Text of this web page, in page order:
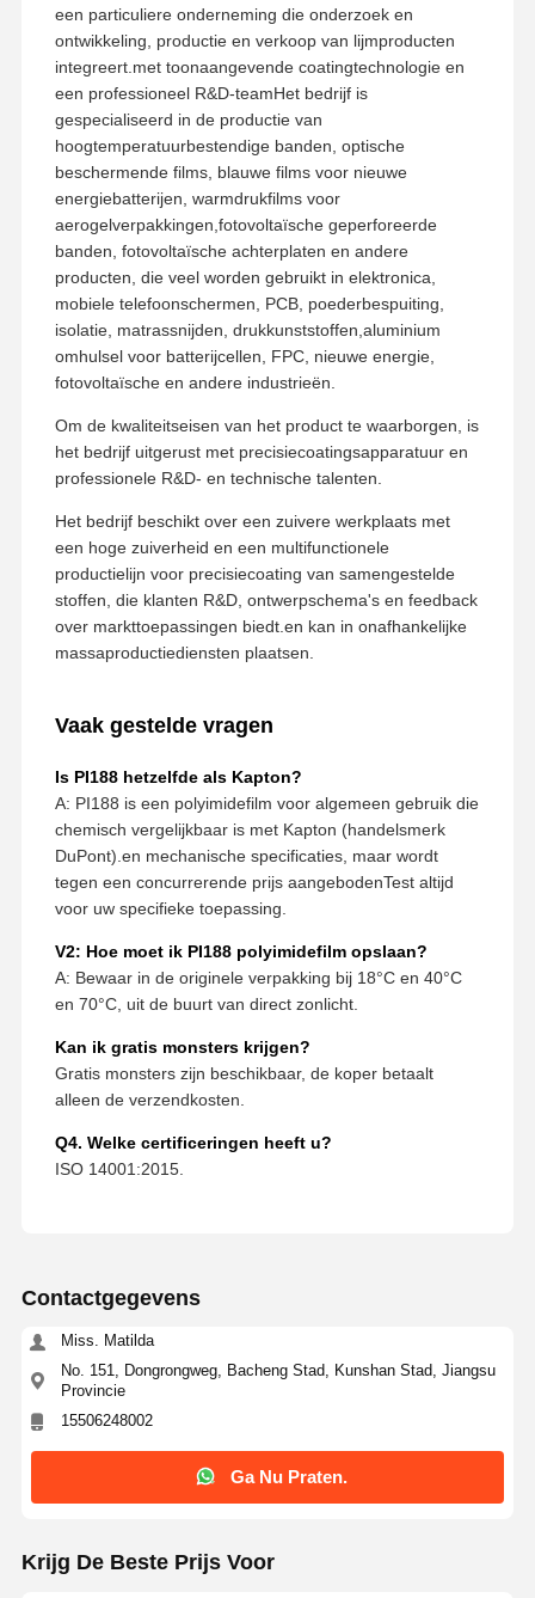
een particuliere onderneming die onderzoek en
ontwikkeling, productie en verkoop van lijmproducten
integreert.met toonaangevende coatingtechnologie en
een professioneel R&D-teamHet bedrijf is
gespecialiseerd in de productie van
hoogtemperatuurbestendige banden, optische
beschermende films, blauwe films voor nieuwe
energiebatterijen, warmdrukfilms voor
aerogelverpakkingen,fotovoltaïsche geperforeerde
banden, fotovoltaïsche achterplaten en andere
producten, die veel worden gebruikt in elektronica,
mobiele telefoonschermen, PCB, poederbespuiting,
isolatie, matrassnijden, drukkunststoffen,aluminium
omhulsel voor batterijcellen, FPC, nieuwe energie,
fotovoltaïsche en andere industrieën.
Om de kwaliteitseisen van het product te waarborgen, is
het bedrijf uitgerust met precisiecoatingsapparatuur en
professionele R&D- en technische talenten.
Het bedrijf beschikt over een zuivere werkplaats met
een hoge zuiverheid en een multifunctionele
productielijn voor precisiecoating van samengestelde
stoffen, die klanten R&D, ontwerpschema's en feedback
over markttoepassingen biedt.en kan in onafhankelijke
massaproductiediensten plaatsen.
Vaak gestelde vragen
Is PI188 hetzelfde als Kapton?
A: PI188 is een polyimidefilm voor algemeen gebruik die
chemisch vergelijkbaar is met Kapton (handelsmerk
DuPont).en mechanische specificaties, maar wordt
tegen een concurrerende prijs aangebodenTest altijd
voor uw specifieke toepassing.
V2: Hoe moet ik PI188 polyimidefilm opslaan?
A: Bewaar in de originele verpakking bij 18°C en 40°C
en 70°C, uit de buurt van direct zonlicht.
Kan ik gratis monsters krijgen?
Gratis monsters zijn beschikbaar, de koper betaalt
alleen de verzendkosten.
Q4. Welke certificeringen heeft u?
ISO 14001:2015.
Contactgegevens
Miss. Matilda
No. 151, Dongrongweg, Bacheng Stad, Kunshan Stad, Jiangsu
Provincie
15506248002
Ga Nu Praten.
Krijg De Beste Prijs Voor